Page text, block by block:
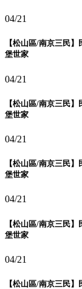
04/21
【松山區/南京三民
堡世家
04/21
【松山區/南京三民
堡世家
04/21
【松山區/南京三民
堡世家
04/21
【松山區/南京三民
堡世家
04/21
【松山區/南京三民